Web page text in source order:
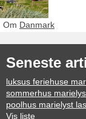
Om Danmark
Seneste
luksus feriehuse
sommerhus
poolhus marielyst
Vis liste